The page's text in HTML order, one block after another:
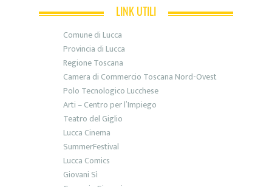
LINK UTILI
Comune di Lucca
Provincia di Lucca
Regione Toscana
Camera di Commercio Toscana Nord-Ovest
Polo Tecnologico Lucchese
Arti – Centro per l’Impiego
Teatro del Giglio
Lucca Cinema
SummerFestival
Lucca Comics
Giovani Sì